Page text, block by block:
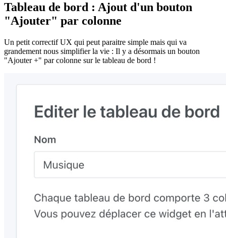
Tableau de bord : Ajout d'un bouton
"Ajouter" par colonne
Un petit correctif UX qui peut paraitre simple mais qui va
grandement nous simplifier la vie : Il y a désormais un bouton
"Ajouter +" par colonne sur le tableau de bord !